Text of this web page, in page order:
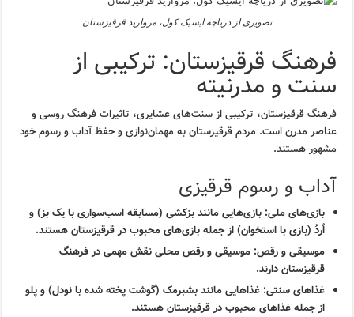
تصویری از دریاچه ایسیک کول، مروارید قرقیزستان
فرهنگ قرقیزستان: ترکیبی از
سنت و مدرنیته
فرهنگ قرقیزستان، ترکیبی از سنت‌های عشایری، تاثیرات فرهنگ روسی و
عناصر مدرن است. مردم قرقیزستان به مهمان‌نوازی و حفظ آداب و رسوم خود
مشهور هستند.
آداب و رسوم قرقیزی
بازی‌های ملی: بازی‌هایی مانند بزکشی (مسابقه اسب‌سواری با یک بز) و
اُردُ (بازی با استخوان) از جمله بازی‌های محبوب در قرقیزستان هستند.
موسیقی و رقص: موسیقی و رقص محلی نقش مهمی در فرهنگ
قرقیزستان دارند.
غذاهای سنتی: غذاهایی مانند بشبرمک (گوشت پخته شده با نودل) و پلو
از جمله غذاهای محبوب در قرقیزستان هستند.